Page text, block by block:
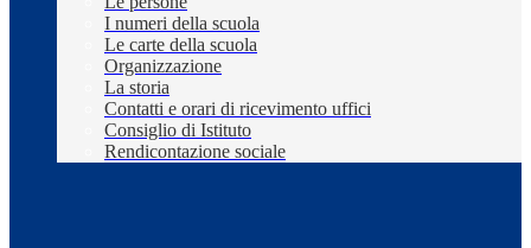
I numeri della scuola
Le carte della scuola
Organizzazione
La storia
Contatti e orari di ricevimento uffici
Consiglio di Istituto
Rendicontazione sociale